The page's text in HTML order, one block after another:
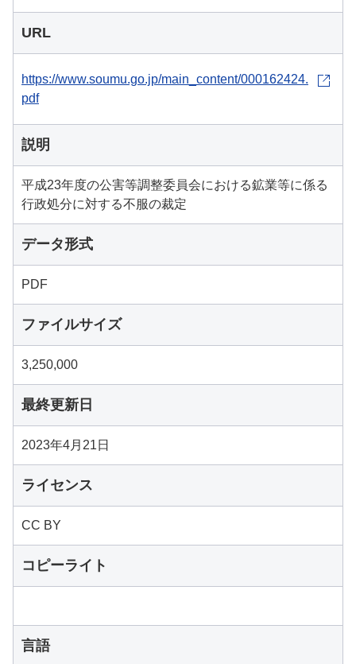
URL
https://www.soumu.go.jp/main_content/000162424.
pdf
説明
平成23年度の公害等調整委員会における鉱業等に係る
行政処分に対する不服の裁定
データ形式
PDF
ファイルサイズ
3,250,000
最終更新日
2023年4月21日
ライセンス
CC BY
コピーライト
言語